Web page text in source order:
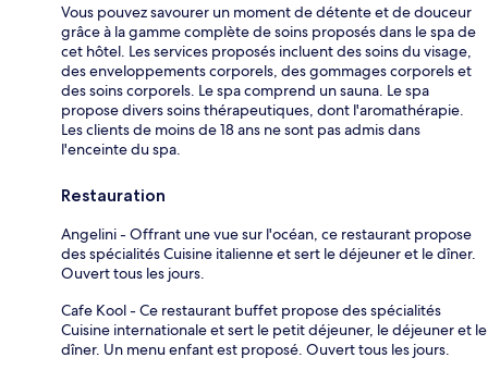
Vous pouvez savourer un moment de détente et de douceur
grâce à la gamme complète de soins proposés dans le spa de
cet hôtel. Les services proposés incluent des soins du visage,
des enveloppements corporels, des gommages corporels et
des soins corporels. Le spa comprend un sauna. Le spa
propose divers soins thérapeutiques, dont l'aromathérapie.
Les clients de moins de 18 ans ne sont pas admis dans
l'enceinte du spa.
Restauration
Angelini - Offrant une vue sur l'océan, ce restaurant propose
des spécialités Cuisine italienne et sert le déjeuner et le dîner.
Ouvert tous les jours.
Cafe Kool - Ce restaurant buffet propose des spécialités
Cuisine internationale et sert le petit déjeuner, le déjeuner et le
dîner. Un menu enfant est proposé. Ouvert tous les jours.